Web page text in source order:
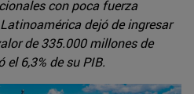
con poca fuerza
dejó de ingresar
de 335.000 millones de
el 6,3% de su PIB.